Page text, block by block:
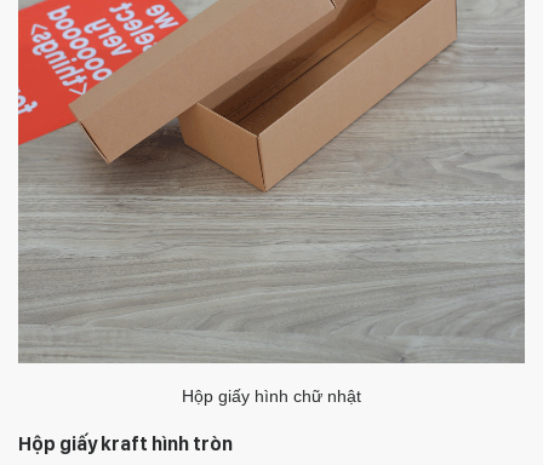
Hộp giấy hình chữ nhật
Hộp giấy kraft hình tròn